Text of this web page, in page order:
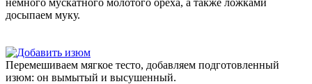
досыпаем муку.
Перемешиваем мягкое тесто, добавляем подготовленный
изюм: он вымытый и высушенный.